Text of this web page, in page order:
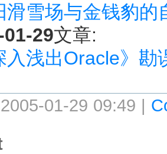
滑雪场与金钱豹的
29文章:
入浅出Oracle》勘
01-29 09:49 |